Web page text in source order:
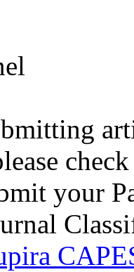
your